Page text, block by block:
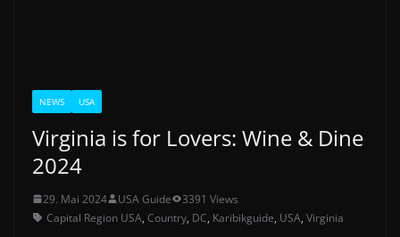
NEWS USA
Virginia is for Lovers: Wine & Dine
2024
29. Mai 2024 USA Guide
3391 Views
Capital Region USA, Country, DC, Karibikguide, USA, Virginia